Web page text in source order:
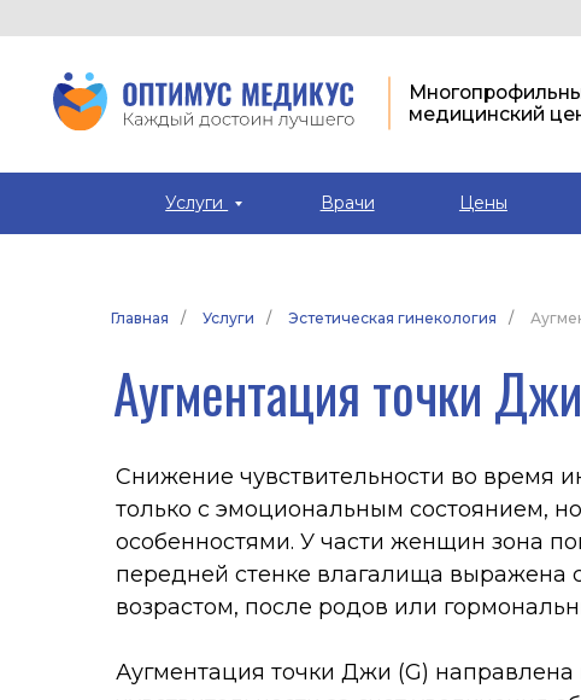
Многопрофильный
медицинский центр
Услуги Врачи Цены
Главная / Услуги / Эстетическая гинекология /
Снижение чувствительности во время
особенностями. У части женщин зона
передней стенке влагалища выражена слабо
возрастом, после родов или гормональных
Аугментация точки Джи (G) направлена на
заданной области. Процедура относится к
эстетической гинекологии. Сделать
Аугментация точки Джи (G)